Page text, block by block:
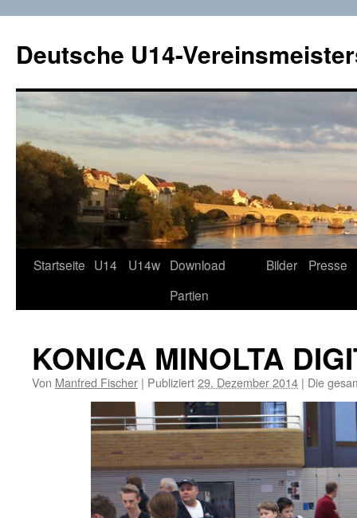
Deutsche U14-
Zum
Startseite U14 U14w Download
Partien
Bilder Presse
KONICA MINOLTA
Von Manfred Fischer | Publiziert29. Dezember 2014 | Die